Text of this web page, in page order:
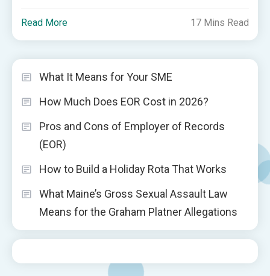
Read More 17 Mins Read
What It Means for Your SME
How Much Does EOR Cost in 2026?
Pros and Cons of Employer of Records
(EOR)
How to Build a Holiday Rota That Works
What Maine’s Gross Sexual Assault Law
Means for the Graham Platner Allegations